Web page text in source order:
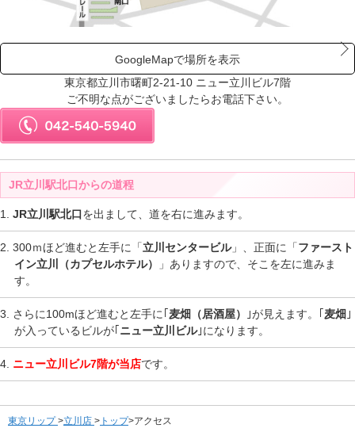
GoogleMapで場所を表示
東京都立川市曙町2-21-10 ニュー立川ビル7階
ご不明な点がございましたらお電話下さい。
JR立川駅北口からの道程
JR立川駅北口を出まして、道を右に進みます。
300ｍほど進むと左手に「立川センタービル」、正面に「ファースト
イン立川（カプセルホテル）
」ありますので、そこを左に進みま
す。
さらに100mほど進むと左手に｢ 麦畑（居酒屋） ｣が見えます。｢ 麦畑 ｣
が入っているビルが｢ ニュー立川ビル｣になります。
ニュー立川ビル7階が当店です。
東京リップ 立川店 トップ アクセス